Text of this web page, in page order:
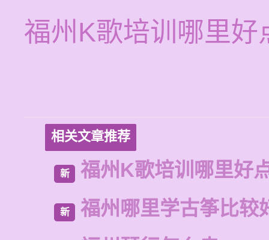
福州K歌培训哪里好
相关文章推荐
新 福州K歌培训哪里好
新
福州哪里学古筝比较